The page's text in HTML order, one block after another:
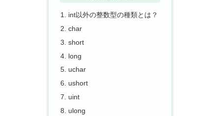
int以外の整数型の種類とは？
char
short
long
uchar
ushort
uint
ulong